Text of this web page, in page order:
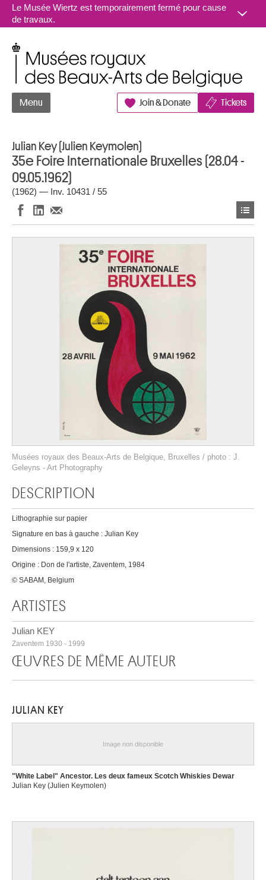
Aller au contenu
Le Musée Wiertz est temporairement fermé pour cause
de travaux.
Menu Join & Donate Tickets
Julian Key (Julien Keymolen)
35e Foire Internationale Bruxelles (28.04 -
09.05.1962)
(1962) — Inv. 10431 / 55
Musées royaux des Beaux-Arts de Belgique, Bruxelles / photo : J.
Geleyns - Art Photography
DESCRIPTION
Lithographie sur papier
Signature en bas à gauche : Julian Key
Dimensions : 159,9 x 120
Origine : Don de l'artiste, Zaventem, 1984
© SABAM, Belgium
ARTISTES
Julian KEY
Zaventem 1930 - 1999
ŒUVRES DE MÊME AUTEUR
JULIAN KEY
Image non disponible
"White Label" Ancestor. Les deux fameux Scotch Whiskies Dewar
Julian Key (Julien Keymolen)